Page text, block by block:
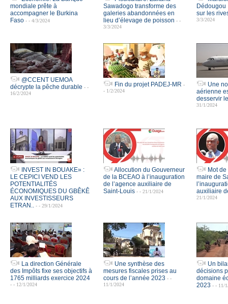
mondiale prête à
accompagner le Burkina
Faso - - 4/3/2024
Sawadogo transforme des
galeries abandonnées en
lieu d’élevage de poisson - -
3/3/2024
Dédougou
sur les
3/3/2024
@CCENT UEMOA
décrypte la pêche durable - -
16/2/2024
Fin du projet PADEJ-MR -
- 1/2/2024
Une
aérienne
desservir
31/1/2024
INVEST IN BOUAKE» :
LE CEPICI VEND LES
POTENTIALITÉS
ÉCONOMIQUES DU GBÊKÊ
AUX INVESTISSEURS
ETRAN.. - - 29/1/2024
Allocution du Gouverneur
de la BCEAO à l’inauguration
de l’agence auxiliaire de
Saint-Louis - - 21/1/2024
Mot
maire de
auxiliaire
21/1/2024
La direction Générale
des Impôts fixe ses objectifs à
1765 milliards exercice 2024
- - 12/1/2024
Une synthèse des
mesures fiscales prises au
cours de l’année 2023 - -
11/1/2024
Un
décisions
domaine
2023 - - 11/